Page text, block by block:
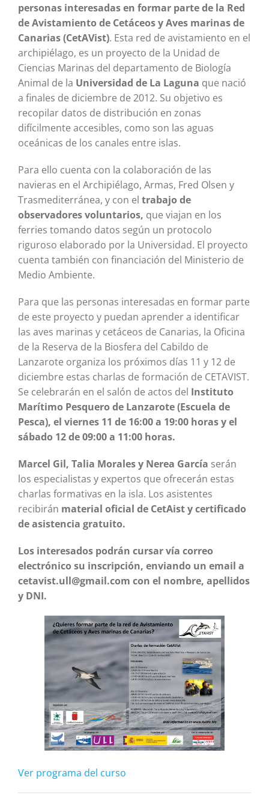
personas interesadas en formar parte de la Red
de Avistamiento de Cetáceos y Aves marinas de
Canarias (CetAVist). Esta red de avistamiento en el
archipiélago, es un proyecto de la Unidad de
Ciencias Marinas del departamento de Biología
Animal de la Universidad de La Laguna que nació
a finales de diciembre de 2012. Su objetivo es
recopilar datos de distribución en zonas
difícilmente accesibles, como son las aguas
oceánicas de los canales entre islas.
Para ello cuenta con la colaboración de las
navieras en el Archipiélago, Armas, Fred Olsen y
Trasmediterránea, y con el trabajo de
observadores voluntarios, que viajan en los
ferries tomando datos según un protocolo
riguroso elaborado por la Universidad. El proyecto
cuenta también con financiación del Ministerio de
Medio Ambiente.
Para que las personas interesadas en formar parte
de este proyecto y puedan aprender a identificar
las aves marinas y cetáceos de Canarias, la Oficina
de la Reserva de la Biosfera del Cabildo de
Lanzarote organiza los próximos días 11 y 12 de
diciembre estas charlas de formación de CETAVIST.
Se celebrarán en el salón de actos del Instituto
Marítimo Pesquero de Lanzarote (Escuela de
Pesca), el viernes 11 de 16:00 a 19:00 horas y el
sábado 12 de 09:00 a 11:00 horas.
Marcel Gil, Talia Morales y Nerea García serán
los especialistas y expertos que ofrecerán estas
charlas formativas en la isla. Los asistentes
recibirán material oficial de CetAist y certificado
de asistencia gratuito.
Los interesados podrán cursar vía correo
electrónico su inscripción, enviando un email a
cetavist.ull@gmail.com con el nombre, apellidos
y DNI.
Ver programa del curso